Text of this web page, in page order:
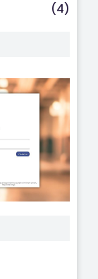
(4)